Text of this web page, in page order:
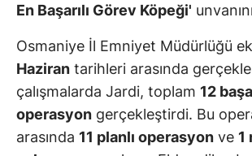
En Başarılı Görev Köpeği'
Osmaniye İl Emniyet Müdürlüğü
Haziran tarihleri arasında
çalışmalarda Jardi, toplam 12
operasyon gerçekleştirdi. Bu
arasında 11 planlı operasyon ve 1